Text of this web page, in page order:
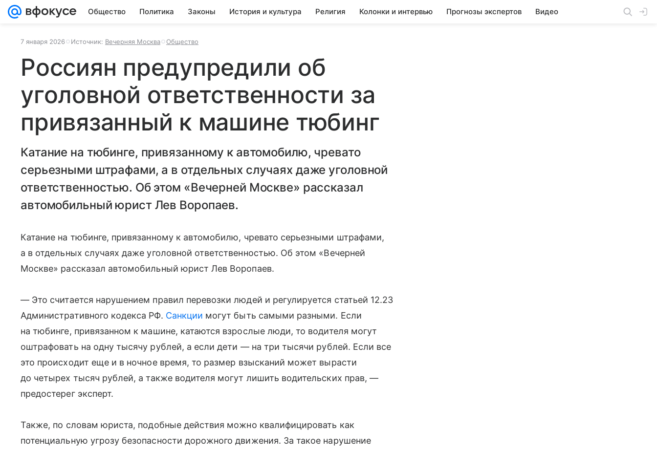
Общество Политика Законы История и культура Религия Колонки и интервью Прогнозы экспертов Видео
7 января 2026 Источник: Вечерняя Москва Общество
Россиян предупредили об
уголовной ответственности за
привязанный к машине тюбинг
Катание на тюбинге, привязанному к автомобилю, чревато
серьезными штрафами, а в отдельных случаях даже уголовной
ответственностью. Об этом «Вечерней Москве» рассказал
автомобильный юрист Лев Воропаев.
Катание на тюбинге, привязанному к автомобилю, чревато серьезными штрафами,
а в отдельных случаях даже уголовной ответственностью. Об этом «Вечерней
Москве» рассказал автомобильный юрист Лев Воропаев.
— Это считается нарушением правил перевозки людей и регулируется статьей 12.23
Административного кодекса РФ. Санкции могут быть самыми разными. Если
на тюбинге, привязанном к машине, катаются взрослые люди, то водителя могут
оштрафовать на одну тысячу рублей, а если дети — на три тысячи рублей. Если все
это происходит еще и в ночное время, то размер взысканий может вырасти
до четырех тысяч рублей, а также водителя могут лишить водительских прав, —
предостерег эксперт.
Также, по словам юриста, подобные действия можно квалифицировать как
потенциальную угрозу безопасности дорожного движения. За такое нарушение